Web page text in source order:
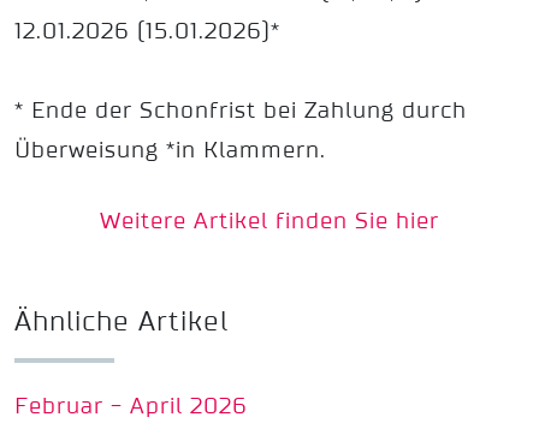
12.01.2026 (15.01.2026)*
* Ende der Schonfrist bei Zahlung durch
Überweisung *in Klammern.
Weitere Artikel finden Sie hier
Ähnliche Artikel
Februar - April 2026